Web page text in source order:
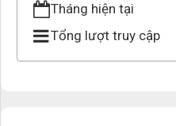
Tháng hiện tại
Tổng lượt truy cập